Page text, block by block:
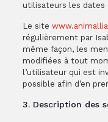
utilisateurs les dates
Le site
régulièrement par
même façon, les
modifiées à tout
l’utilisateur qui est
possible afin d’en
3. Description des